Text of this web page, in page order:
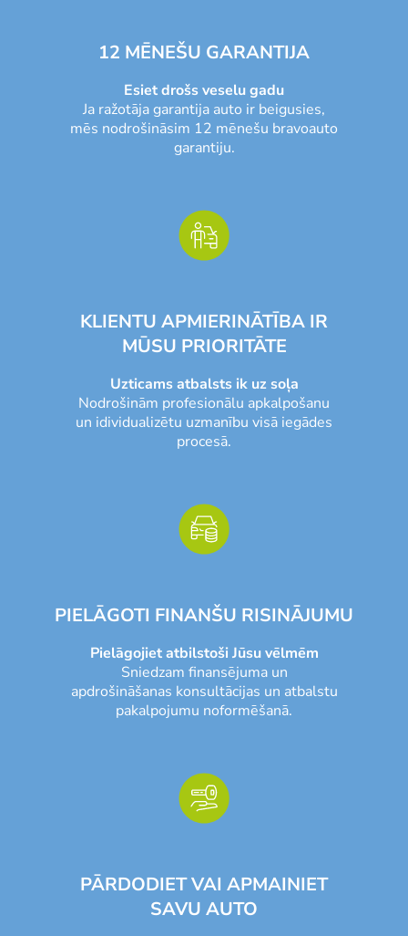
12 MĒNEŠU GARANTIJA
Esiet drošs veselu gadu
Ja ražotāja garantija auto ir beigusies,
mēs nodrošināsim 12 mēnešu bravoauto
garantiju.
KLIENTU APMIERINĀTĪBA IR
MŪSU PRIORITĀTE
Uzticams atbalsts ik uz soļa
Nodrošinām profesionālu apkalpošanu
un idividualizētu uzmanību visā iegādes
procesā.
PIELĀGOTI FINANŠU RISINĀJUMU
Pielāgojiet atbilstoši Jūsu vēlmēm
Sniedzam finansējuma un
apdrošināšanas konsultācijas un atbalstu
pakalpojumu noformēšanā.
PĀRDODIET VAI APMAINIET
SAVU AUTO